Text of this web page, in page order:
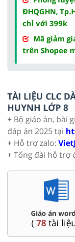
ĐHQGHN,
chỉ với 399k
Mã giảm
trên Shopee
TÀI LIỆU CLC
HUYNH LỚP 8
+ Bộ giáo án, bài
đáp án 2025 tại
+ Hỗ trợ zalo:
+ Tổng đài hỗ trợ
Đề thi
(5 tài